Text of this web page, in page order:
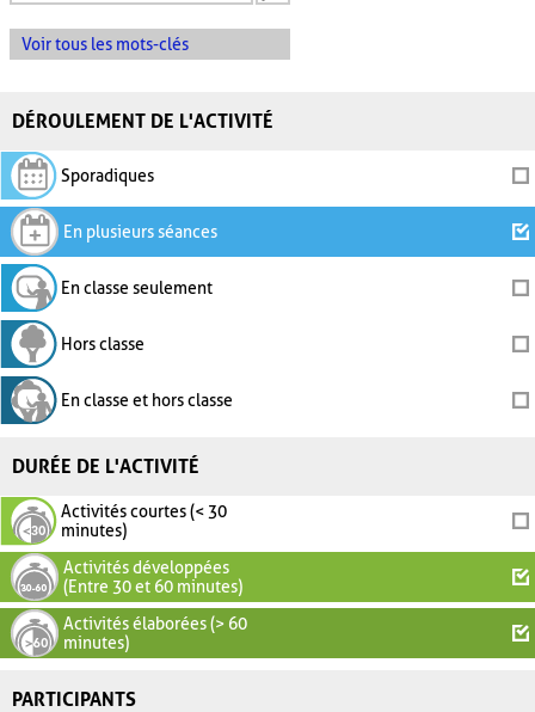
Voir tous les mots-clés
DÉROULEMENT DE L'ACTIVITÉ
Sporadiques
En plusieurs séances
En classe seulement
Hors classe
En classe et hors classe
DURÉE DE L'ACTIVITÉ
Activités courtes (< 30
minutes)
Activités développées
(Entre 30 et 60 minutes)
Activités élaborées (> 60
minutes)
PARTICIPANTS